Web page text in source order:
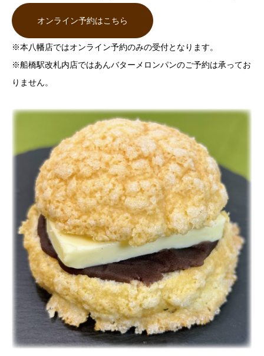
オンライン予約はこちら
※本八幡店ではオンライン予約のみの受付となります。
※船橋駅改札内店ではあんバターメロンパンのご予約は承ってお
りません。